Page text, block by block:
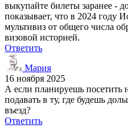
выкупайте билеты заранее -
показывает, что в 2024 году
мультивиз от общего числа
визовой историей.
Ответить
Мария
16 ноября 2025
А если планируешь посетить
подавать в ту, где будешь
въезд?
Ответить